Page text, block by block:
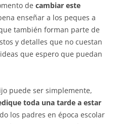
de cambiar este
enseñar a los peques a
también forman parte de
y detalles que no cuestan
que espero que puedan
puede ser simplemente,
toda una tarde a estar
los padres en época escolar